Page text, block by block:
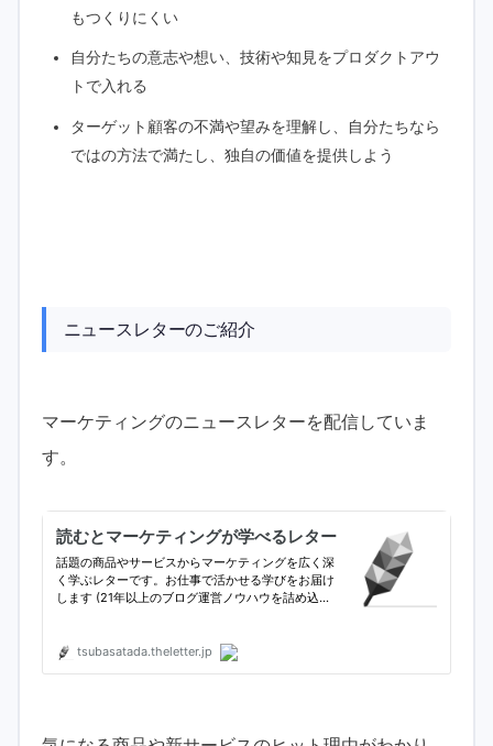
もつくりにくい
自分たちの意志や想い、技術や知見をプロダクトアウ
トで入れる
ターゲット顧客の不満や望みを理解し、自分たちなら
ではの方法で満たし、独自の価値を提供しよう
ニュースレターのご紹介
マーケティングのニュースレターを配信していま
す。